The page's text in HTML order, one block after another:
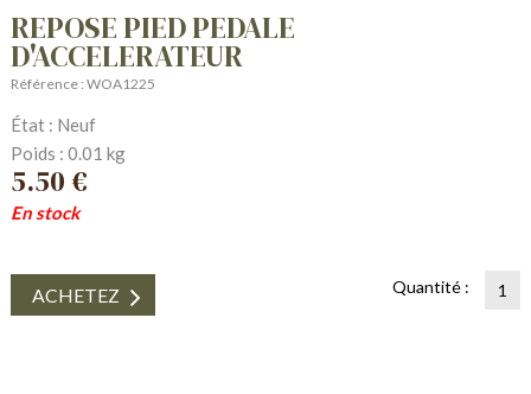
REPOSE PIED PEDALE
D'ACCELERATEUR
Référence : WOA1225
État : Neuf
Poids : 0.01 kg
5.50 €
En stock
Quantité :
ACHETEZ